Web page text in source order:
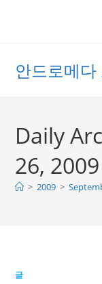
안드로메다
Daily
26, 2009
> 2009 >
글